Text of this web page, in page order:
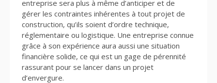
entreprise sera plus à même d’anticiper et de
gérer les contraintes inhérentes à tout projet de
construction, qu’ils soient d’ordre technique,
réglementaire ou logistique. Une entreprise connue
grâce à son expérience aura aussi une situation
financière solide, ce qui est un gage de pérennité
rassurant pour se lancer dans un projet
d’envergure.